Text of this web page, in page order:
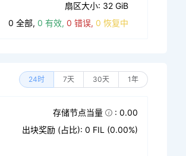
扇区大小: 32 GiB
0 全部, 0 有效, 0 错误, 0 恢复中
24时 7天 30天 1年
存储节点当量
: 0.00
出块奖励 (占比): 0 FIL (0.00%)